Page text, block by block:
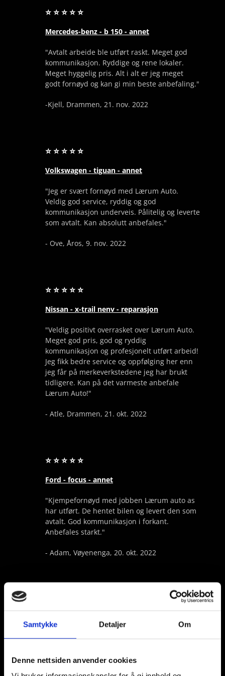
Samtykke Detaljer Om
Denne nettsiden anvender cookies
⭐ ⭐ ⭐ ⭐ ⭐
Mercedes-benz - b 150 - annet
"Avtalt arbeide ble utført raskt. Meget god
kommunikasjon. Ryddige og rene lokaler.
Meget hyggelig pris. Alt i alt er jeg meget
godt fornøyd og kan gi min beste anbefaling."
-Kjell, Drammen, 21. nov. 2022
⭐ ⭐ ⭐ ⭐ ⭐
Volkswagen - tiguan - annet
"Jeg er svært fornøyd med Lærum Auto.
Veldig god service, ryddig og god
kommunikasjon underveis. Pålitelig og leverte
som avtalt. Kan absolutt anbefales."
- Ove, Åros, 9. nov. 2022
⭐ ⭐ ⭐ ⭐ ⭐
Nissan - x-trail nenv - reparasjon
"Veldig positivt overrasket over Lærum Auto.
Meget god pris, god og ryddig
kommunikasjon og profesjonelt utført arbeid!
Jeg fikk bedre service og oppfølging her enn
jeg får på merkeverkstedene jeg har brukt
tidligere. Kan på det varmeste anbefale
Lærum Auto!"
- Atle, Drammen, 21. okt. 2022
⭐ ⭐ ⭐ ⭐ ⭐
Ford - focus - annet
"Kjempefornøyd med jobben Lærum auto as
har utført. De hentet bilen og levert den som
avtalt. God kommunikasjon i forkant.
Anbefales starkt."
- Adam, Vøyenenga, 20. okt. 2022
"Veldig bra kommunikasjon, trivelig kar,
forventning!"